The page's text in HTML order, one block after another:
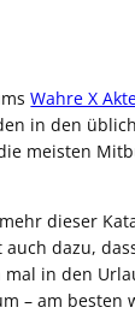
Wahre X
in den
meisten
dieser
dazu,
in den
– am besten